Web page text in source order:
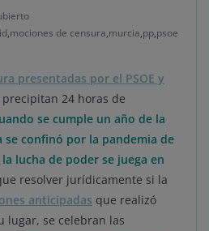
,mociones de censura,murcia,pp,psoe
presentadas por el PSOE y
precipitan 24 horas de
se cumple un año de la
se confinó por la pandemia de
la lucha de poder se juega en
resolver jurídicamente si la
anticipadas que realizó
lugar, se celebran las